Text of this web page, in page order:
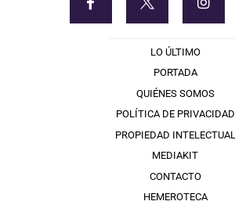
LO ÚLTIMO
PORTADA
QUIÉNES SOMOS
POLÍTICA DE PRIVACIDAD
PROPIEDAD INTELECTUAL
MEDIAKIT
CONTACTO
HEMEROTECA